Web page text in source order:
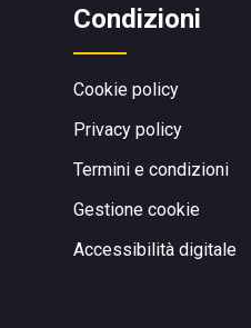
Condizioni
Cookie policy
Privacy policy
Termini e condizioni
Gestione cookie
Accessibilità digitale